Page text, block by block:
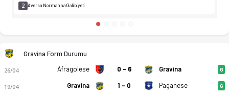
2 Aversa Normanna Galibiyeti
Gravina Form Durumu
26/04 Afragolese 0 - 6 Gravina G
19/04 Gravina 1 - 0 Paganese G